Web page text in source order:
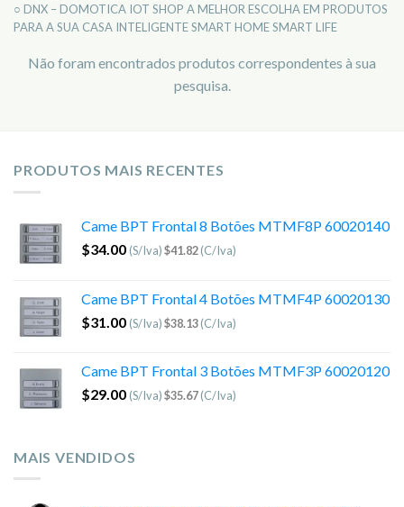
○ DNX – DOMOTICA IOT SHOP A MELHOR ESCOLHA EM PRODUTOS
PARA A SUA CASA INTELIGENTE SMART HOME SMART LIFE
Não foram encontrados produtos correspondentes à sua
pesquisa.
PRODUTOS MAIS RECENTES
Came BPT Frontal 8 Botões MTMF8P 60020140
$34.00 (S/Iva)$41.82(C/Iva)
Came BPT Frontal 4 Botões MTMF4P 60020130
$31.00 (S/Iva)$38.13(C/Iva)
Came BPT Frontal 3 Botões MTMF3P 60020120
$29.00 (S/Iva)$35.67(C/Iva)
MAIS VENDIDOS